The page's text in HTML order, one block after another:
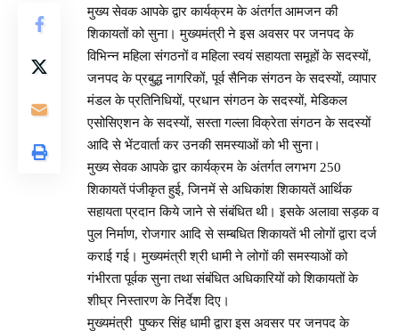
मुख्य सेवक आपके द्वार कार्यक्रम के अंतर्गत आमजन की
शिकायतों को सुना। मुख्यमंत्री ने इस अवसर पर जनपद के
विभिन्न महिला संगठनों व महिला स्वयं सहायता समूहों के सदस्यों,
जनपद के प्रबुद्ध नागरिकों, पूर्व सैनिक संगठन के सदस्यों, व्यापार
मंडल के प्रतिनिधियों, प्रधान संगठन के सदस्यों, मेडिकल
एसोसिएशन के सदस्यों, सस्ता गल्ला विक्रेता संगठन के सदस्यों
आदि से भेंटवार्ता कर उनकी समस्याओं को भी सुना।
मुख्य सेवक आपके द्वार कार्यक्रम के अंतर्गत लगभग 250
शिकायतें पंजीकृत हुई, जिनमें से अधिकांश शिकायतें आर्थिक
सहायता प्रदान किये जाने से संबंधित थी। इसके अलावा सड़क व
पुल निर्माण, रोजगार आदि से सम्बधित शिकायतें भी लोगों द्वारा दर्ज
कराई गई। मुख्यमंत्री श्री धामी ने लोगों की समस्याओं को
गंभीरता पूर्वक सुना तथा संबंधित अधिकारियों को शिकायतों के
शीघ्र निस्तारण के निर्देश दिए।
मुख्यमंत्री पुष्कर सिंह धामी द्वारा इस अवसर पर जनपद के